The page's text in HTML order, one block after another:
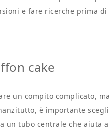
e fare ricerche prima
cake
un compito complicato,
è importante
tubo centrale che aiuta a